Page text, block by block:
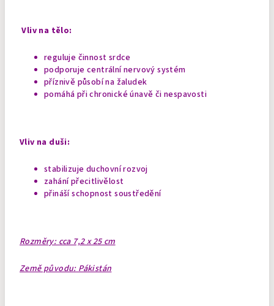
Vliv na tělo:
reguluje činnost srdce
podporuje centrální nervový systém
příznivě působí na žaludek
pomáhá při chronické únavě či nespavosti
Vliv na duši:
stabilizuje duchovní rozvoj
zahání přecitlivělost
přináší schopnost soustředění
Rozměry: cca 7,2 x 25 cm
Země původu: Pákistán